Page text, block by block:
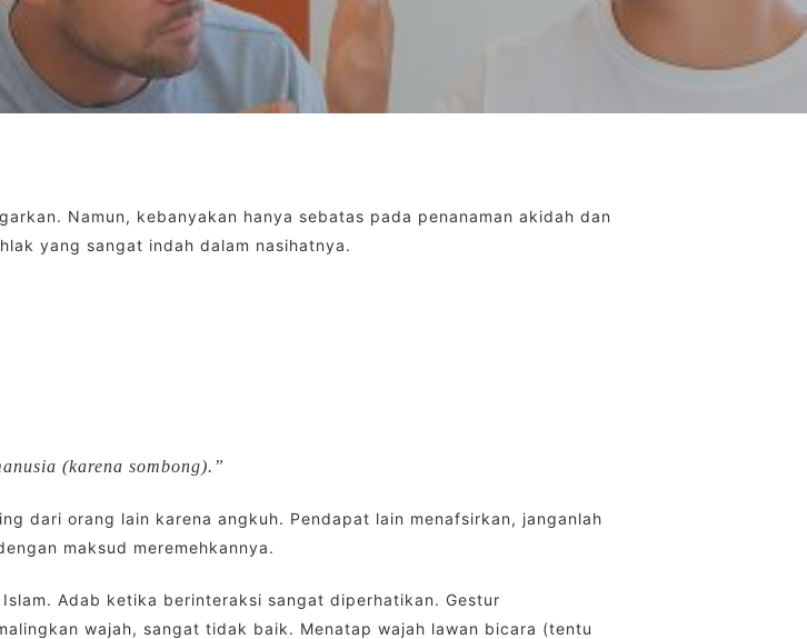
Namun, kebanyakan hanya sebatas pada penanaman akidah dan
yang sangat indah dalam nasihatnya.
(karena sombong).”
dari orang lain karena angkuh. Pendapat lain menafsirkan, janganlah
maksud meremehkannya.
Adab ketika berinteraksi sangat diperhatikan. Gestur
wajah, sangat tidak baik. Menatap wajah lawan bicara (tentu